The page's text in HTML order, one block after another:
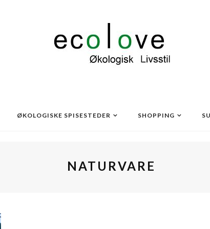
ØKOLOGISKE SPISESTEDER SHOPPING
NATURVARE